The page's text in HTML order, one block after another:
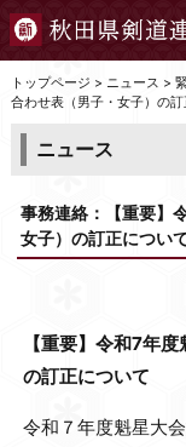
トップページ > ニュース >
合わせ表（男子・女子）の
ニュース
事務連絡：【重要】
女子）の訂正につい
【重要】令和7年
の訂正について
令和７年度魁星大